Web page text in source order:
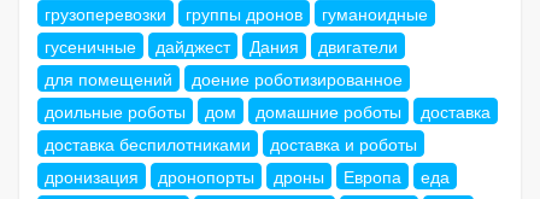
грузоперевозки
группы дронов
гуманоидные
гусеничные
дайджест Дания
двигатели
для помещений
доение роботизированное
доильные роботы
дом домашние роботы
доставка
доставка беспилотниками
доставка и роботы
дронизация
дронопорты дроны Европа
еда